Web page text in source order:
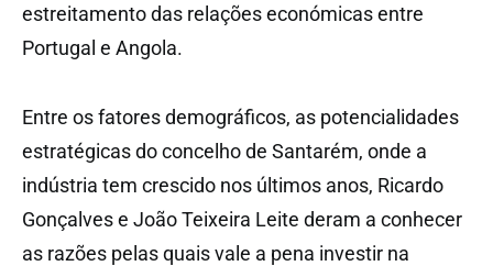
estreitamento das relações económicas entre
Portugal e Angola.
Entre os fatores demográficos, as potencialidades
estratégicas do concelho de Santarém, onde a
indústria tem crescido nos últimos anos, Ricardo
Gonçalves e João Teixeira Leite deram a conhecer
as razões pelas quais vale a pena investir na